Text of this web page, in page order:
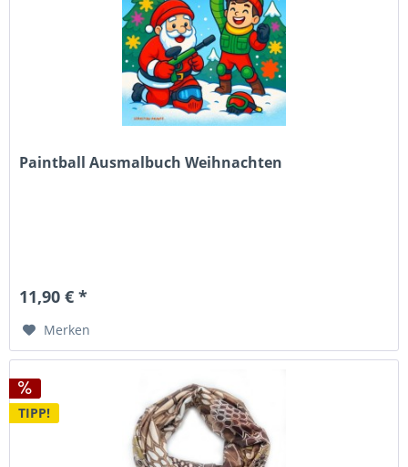
Paintball Ausmalbuch Weihnachten
11,90 € *
Merken
TIPP!